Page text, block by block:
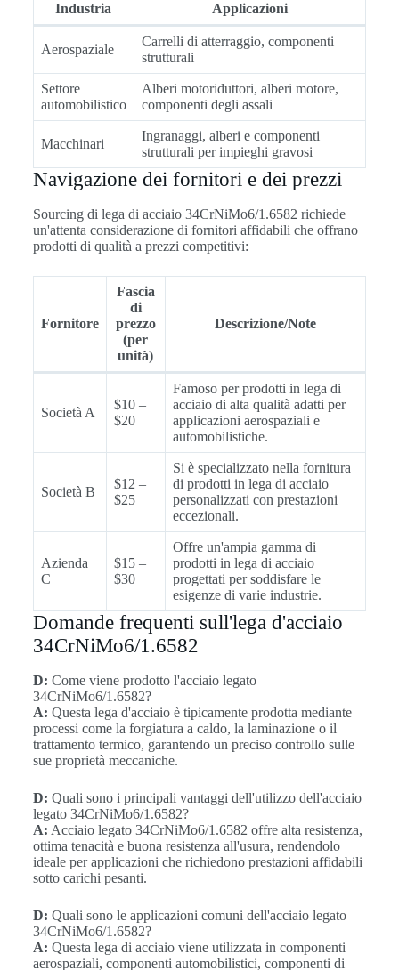
Industria Applicazioni
Aerospaziale
Carrelli di atterraggio, componenti
strutturali
Settore
automobilistico
Alberi motoriduttori, alberi motore,
componenti degli assali
Macchinari
Ingranaggi, alberi e componenti
strutturali per impieghi gravosi
Navigazione dei fornitori e dei prezzi
Sourcing di lega di acciaio 34CrNiMo6/1.6582 richiede
un'attenta considerazione di fornitori affidabili che offrano
prodotti di qualità a prezzi competitivi:
Fornitore
Fascia
di
prezzo
(per
unità)
Descrizione/Note
Società A
$10 –
$20
Famoso per prodotti in lega di
acciaio di alta qualità adatti per
applicazioni aerospaziali e
automobilistiche.
Società B
$12 –
$25
Si è specializzato nella fornitura
di prodotti in lega di acciaio
personalizzati con prestazioni
eccezionali.
Azienda
C
$15 –
$30
Offre un'ampia gamma di
prodotti in lega di acciaio
progettati per soddisfare le
esigenze di varie industrie.
Domande frequenti sull'lega d'acciaio
34CrNiMo6/1.6582
D: Come viene prodotto l'acciaio legato
34CrNiMo6/1.6582?
A: Questa lega d'acciaio è tipicamente prodotta mediante
processi come la forgiatura a caldo, la laminazione o il
trattamento termico, garantendo un preciso controllo sulle
sue proprietà meccaniche.
D: Quali sono i principali vantaggi dell'utilizzo dell'acciaio
legato 34CrNiMo6/1.6582?
A: Acciaio legato 34CrNiMo6/1.6582 offre alta resistenza,
ottima tenacità e buona resistenza all'usura, rendendolo
ideale per applicazioni che richiedono prestazioni affidabili
sotto carichi pesanti.
D: Quali sono le applicazioni comuni dell'acciaio legato
34CrNiMo6/1.6582?
A: Questa lega di acciaio viene utilizzata in componenti
aerospaziali, componenti automobilistici, componenti di